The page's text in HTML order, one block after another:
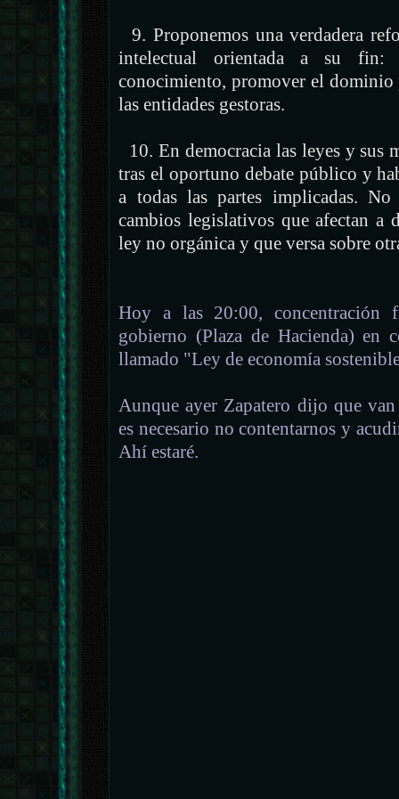
9. Proponemos una verdadera
intelectual orientada a su
conocimiento, promover el
las entidades gestoras.
10. En democracia las leyes y sus
tras el oportuno debate público y
a todas las partes implicadas.
cambios legislativos que afectan a
ley no orgánica y que versa sobre
Hoy a las 20:00, concentración
gobierno (Plaza de Hacienda) en
llamado "Ley de economía
Aunque ayer Zapatero dijo que
es necesario no contentarnos y
Ahí estaré.